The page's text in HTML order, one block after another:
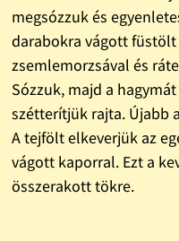
megsózzuk és
darabokra vágott
zsemlemorzsával és
Sózzuk, majd a
szétterítjük rajta. Újabb
A tejfölt elkeverjük az
vágott kaporral. Ezt a
összerakott tökre.